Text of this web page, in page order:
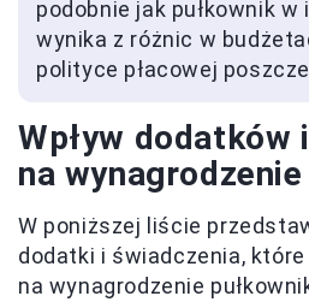
podobnie jak pułkownik
wynika z różnic w
polityce płacowej
Wpływ dodatków
na
W poniższej liście
dodatki i świadczenia,
na wynagrodzenie